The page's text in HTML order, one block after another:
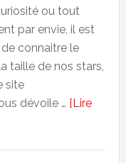
ou tout
par envie, il est
connaitre le
taille de nos stars,
site
dévoile … [Lire